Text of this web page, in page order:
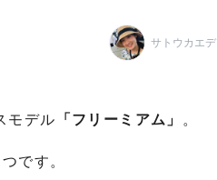
サトウカエデ
モデル 「フリーミアム」 。
です。